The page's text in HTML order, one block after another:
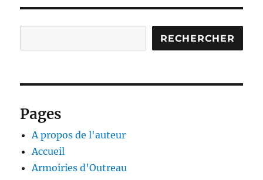
RECHERCHER
Pages
A propos de l'auteur
Accueil
Armoiries d'Outreau